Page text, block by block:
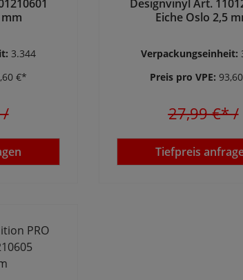
3.344
€*
/
Designvinyl Art.
Eiche Oslo 2,5
Verpackungseinheit:
Preis pro VPE:
27,99 €*/
Tiefpreis